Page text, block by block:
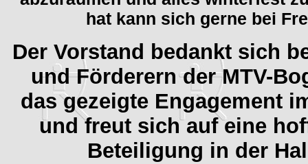
hat kann sich gerne bei
Der Vorstand bedankt sich
und Förderern der MTV-
das gezeigte Engagement
und freut sich auf eine
Beteiligung in der